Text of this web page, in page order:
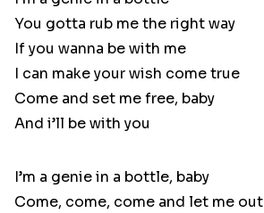
You gotta rub me the right way
If you wanna be with me
I can make your wish come true
Come and set me free, baby
And i’ll be with you
I’m a genie in a bottle, baby
Come, come, come and let me out